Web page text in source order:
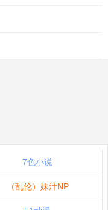
7色小说
（乱伦）妹汁NP